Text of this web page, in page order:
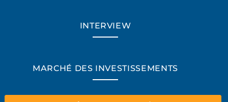
“Excellent”, 165 avis
INTERVIEW
MARCHÉ DES INVESTISSEMENTS